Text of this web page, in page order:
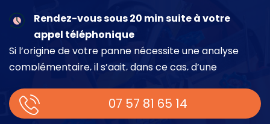
Rendez-vous sous 20 min suite à votre
appel téléphonique
Si l’origine de votre panne nécessite une analyse
complémentaire, il s’agit, dans ce cas, d’une
place.
07 57 81 65 14